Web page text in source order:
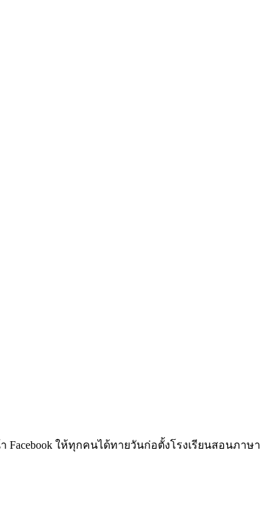
ให้ทุกคนได้ทายวันก่อตั้งโรงเรียนสอนภาษา